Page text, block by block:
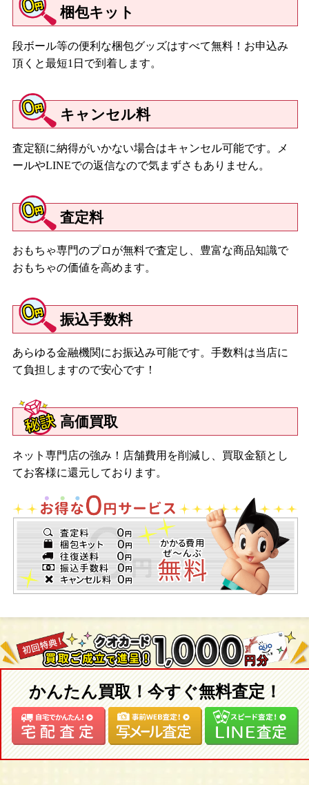
梱包キット
段ボール等の便利な梱包グッズはすべて無料！お申込み
頂くと最短1日で到着します。
キャンセル料
査定額に納得がいかない場合はキャンセル可能です。メ
ールやLINEでの返信なので気まずさもありません。
査定料
おもちゃ専門のプロが無料で査定し、豊富な商品知識で
おもちゃの価値を高めます。
振込手数料
あらゆる金融機関にお振込み可能です。手数料は当店に
て負担しますので安心です！
高価買取
ネット専門店の強み！店舗費用を削減し、買取金額とし
てお客様に還元しております。
かんたん買取！今すぐ無料査定！